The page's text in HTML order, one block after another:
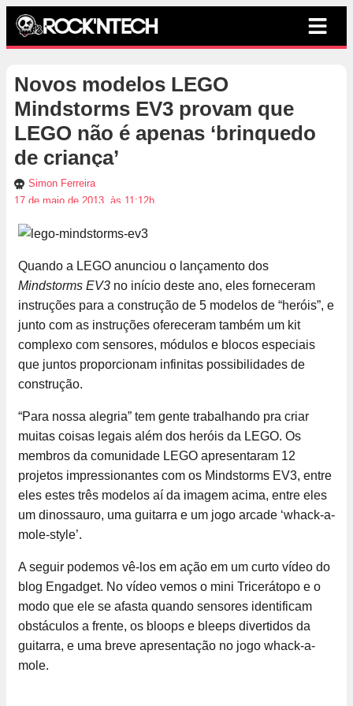
Novos modelos LEGO
Mindstorms EV3 provam que
LEGO não é apenas ‘brinquedo
de criança’
Simon Ferreira
17 de maio de 2013, às 11:12h
Quando a LEGO anunciou o lançamento dos
Mindstorms EV3 no início deste ano, eles forneceram
instruções para a construção de 5 modelos de “heróis”, e
junto com as instruções ofereceram também um kit
complexo com sensores, módulos e blocos especiais
que juntos proporcionam infinitas possibilidades de
construção.
“Para nossa alegria” tem gente trabalhando pra criar
muitas coisas legais além dos heróis da LEGO. Os
membros da comunidade LEGO apresentaram 12
projetos impressionantes com os Mindstorms EV3, entre
eles estes três modelos aí da imagem acima, entre eles
um dinossauro, uma guitarra e um jogo arcade ‘whack-a-
mole-style’.
A seguir podemos vê-los em ação em um curto vídeo do
blog Engadget. No vídeo vemos o mini Tricerátopo e o
modo que ele se afasta quando sensores identificam
obstáculos a frente, os bloops e bleeps divertidos da
guitarra, e uma breve apresentação no jogo whack-a-
mole.